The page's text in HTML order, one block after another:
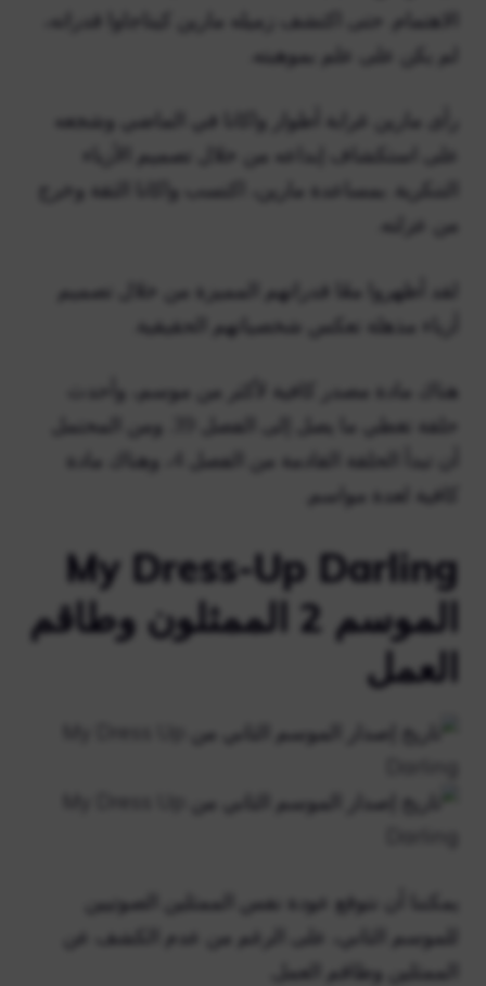
الاهتمام. حتى اكتشف زميله مارين كيتاجاوا قدراته،
لم يكن على علم بموهبته.
رأى مارين غرابة أطوار واكانا في الماضي وشجعه
على استكشاف إبداعه من خلال تصميم الأزياء
التنكرية. بمساعدة مارين، اكتسب واكانا الثقة وخرج
من عزلته.
لقد أظهروا معًا قدراتهم المميزة من خلال تصميم
أزياء مذهلة تعكس شخصياتهم الحقيقية.
هناك مادة مصدر كافية لأكثر من موسم، وأحدث
حلقة تغطي ما يصل إلى الفصل 39. ومن المحتمل
أن تبدأ الحلقة القادمة من الفصل 4، وهناك مادة
كافية لعدة مواسم.
My Dress-Up Darling
الموسم 2 الممثلون وطاقم
العمل
يمكننا أن نتوقع عودة نفس الممثلين الصوتيين
للموسم الثاني، على الرغم من عدم الكشف عن
الممثلين وطاقم العمل.